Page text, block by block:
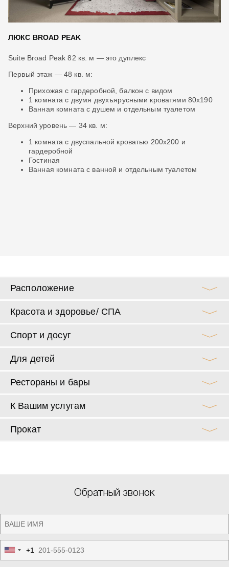
ЛЮКС BROAD PEAK
Suite Broad Peak 82 кв. м — это дуплекс
Первый этаж — 48 кв. м:
Прихожая с гардеробной, балкон с видом
1 комната с двумя двухъярусными кроватями 80x190
Ванная комната с душем и отдельным туалетом
Верхний уровень — 34 кв. м:
1 комната с двуспальной кроватью 200x200 и
гардеробной
Гостиная
Ванная комната с ванной и отдельным туалетом
Расположение
Красота и здоровье/ СПА
Спорт и досуг
Для детей
Рестораны и бары
К Вашим услугам
Прокат
Обратный звонок
United
States
+1